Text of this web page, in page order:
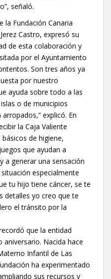
señaló.
la Fundación Canaria
Castro, expresó su
de esta colaboración y
por el Ayuntamiento
Son tres años ya
por nuestro
ayuda sobre todo a las
o de municipios
explicó. En
la Caja Valiente
de higiene,
que ayudan a
a generar una sensación
especialmente
tu hijo tiene cáncer, se te
detalles yo creo que te
el tránsito por la
que la entidad
aniversario. Nacida hace
Infantil de Las
ha experimentado
sus recursos y